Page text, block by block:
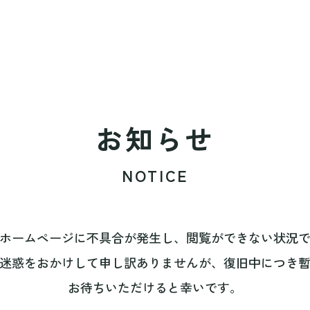
お知らせ
NOTICE
ームページに不具合が発生し、閲覧ができない状況で
惑をおかけして申し訳ありませんが、復旧中につき
お待ちいただけると幸いです。